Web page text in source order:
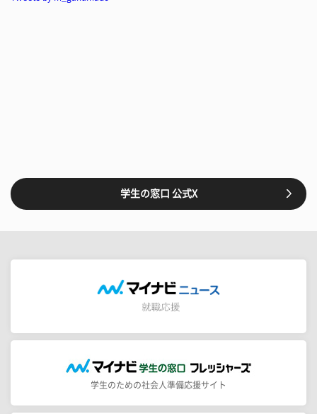
学生の窓口 公式X
学生のための社会人準備応援サイト